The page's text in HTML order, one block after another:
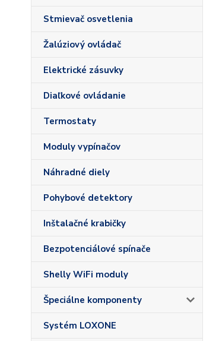
Stmievač osvetlenia
Žalúziový ovládač
Elektrické zásuvky
Diaľkové ovládanie
Termostaty
Moduly vypínačov
Náhradné diely
Pohybové detektory
Inštalačné krabičky
Bezpotenciálové spínače
Shelly WiFi moduly
Špeciálne komponenty
Systém LOXONE